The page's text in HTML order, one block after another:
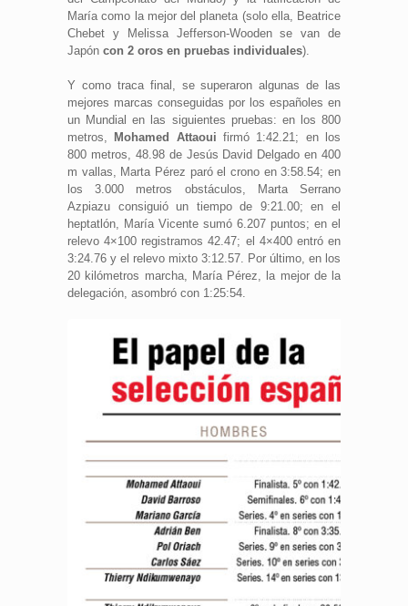
María como la mejor del planeta (solo ella, Beatrice
Chebet y Melissa Jefferson-Wooden se van de
Japón con 2 oros en pruebas individuales).
Y como traca final, se superaron algunas de las
mejores marcas conseguidas por los españoles en
un Mundial en las siguientes pruebas: en los 800
metros, Mohamed Attaoui firmó 1:42.21; en los
800 metros, 48.98 de Jesús David Delgado en 400
m vallas, Marta Pérez paró el crono en 3:58.54; en
los 3.000 metros obstáculos, Marta Serrano
Azpiazu consiguió un tiempo de 9:21.00; en el
heptatlón, María Vicente sumó 6.207 puntos; en el
relevo 4×100 registramos 42.47; el 4×400 entró en
3:24.76 y el relevo mixto 3:12.57. Por último, en los
20 kilómetros marcha, María Pérez, la mejor de la
delegación, asombró con 1:25:54.